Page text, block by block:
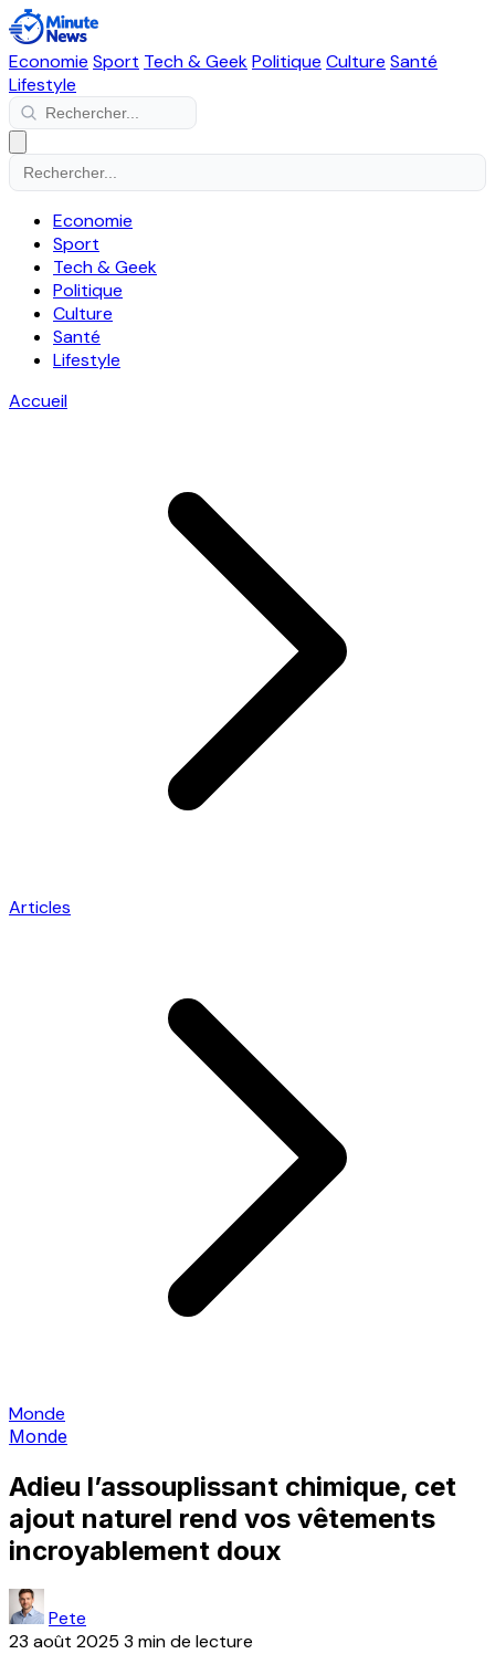
Economie Sport Tech & GeekPolitique Culture Santé
Lifestyle
Economie
Sport
Tech & Geek
Politique
Culture
Santé
Lifestyle
Accueil
Articles
Monde
Monde
Adieu l’assouplissant chimique, cet
ajout naturel rend vos vêtements
incroyablement doux
Pete
23 août 2025 3 min de lecture